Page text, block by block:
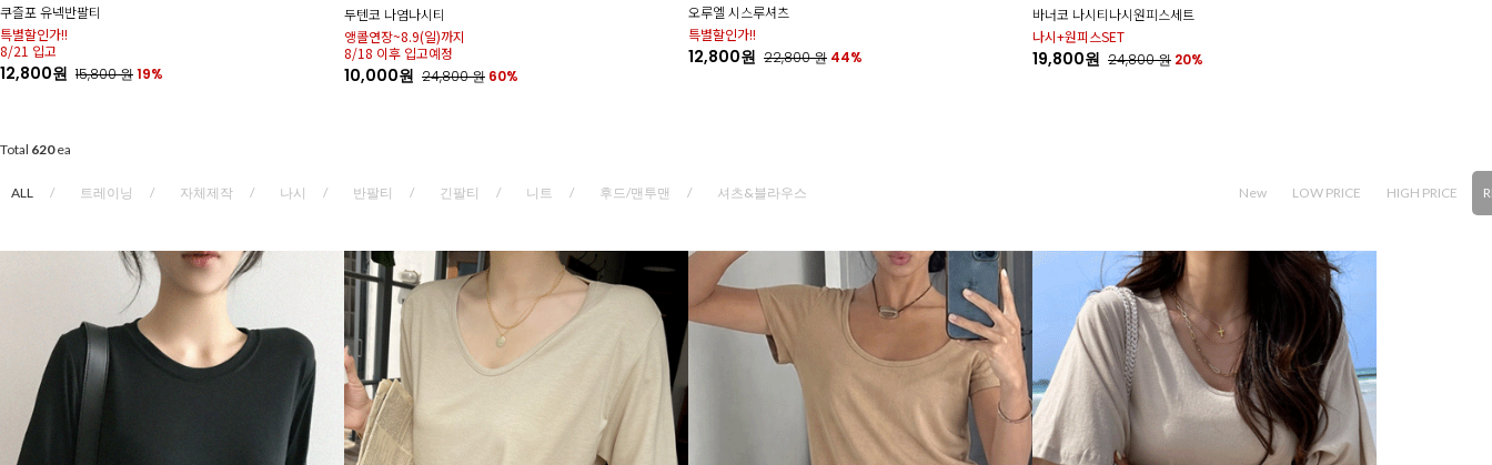
쿠즐포 유넥반팔티
특별할인가!!
8/21 입고
12,800원 15,800원19%
두텐코 나염나시티
앵콜연장~8.9(일)까지
8/18 이후 입고예정
10,000원 24,800원 60%
오루엘 시스루셔츠
특별할인가!!
12,800원 22,800원 44%
바너코 나시티나시원피스세트
나시+원피스SET
19,800원 24,800원 20%
Total 620ea
ALL 트레이닝 자체제작 나시 반팔티 긴팔티 니트 후드/맨투맨 셔츠&블라우스 New LOW PRICE HIGH PRICE